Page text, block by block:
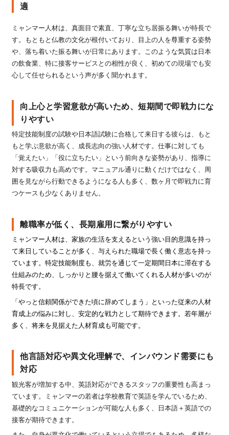
適
ミャンマー人材は、真面目で素直、丁寧な立ち居振る舞いが特長で
す。もともと仏教の文化が根付いており、目上の人を尊重する姿勢
や、落ち着いた振る舞いが日常にあります。このような気質は日本
の飲食業、特に接客サービスとの相性が良く、初めての現場でも安
心して任せられるという声が多く聞かれます。
向上心と学習意欲が高いため、短期間で即戦力にな
りやすい
特定技能制度の試験や日本語試験に合格して来日する彼らは、もと
もと学ぶ意欲が高く、成長志向の強い人材です。仕事に対しても
「覚えたい」「役に立ちたい」という前向きな姿勢があり、指導に
対する吸収力も高めです。マニュアル通りに動くだけではなく、周
囲を見ながら行動できるようになる人も多く、数ヶ月で即戦力に育
つケースも少なくありません。
離職率が低く、長期雇用に繋がりやすい
ミャンマー人材は、家族の生活を支えるという強い目的意識を持っ
て来日していることが多く、与えられた職場で長く働く意志を持っ
ています。特定技能制度も、就労を通じて一定期間日本に滞在する
仕組みのため、しっかりと腰を据えて働いてくれる人材が多いのが
特長です。
「やっと信頼関係ができた頃に辞めてしまう」といった従来の人材
育成上の悩みに対し、安定的な戦力として期待できます。若年層が
多く、将来を見据えた人材育成も可能です。
他言語対応や異文化理解で、インバウンド需要にも
対応
観光客が増加する中、英語対応ができるスタッフの重要性も高まっ
ています。ミャンマーの若者は学校教育で英語を学んでいるため、
基礎的なコミュニケーションが可能な人も多く、日本語＋英語での
接客が期待できます。